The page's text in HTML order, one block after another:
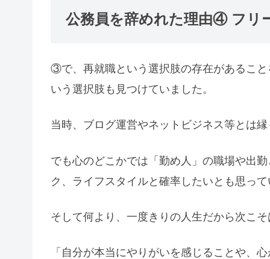
公務員を辞めれた理由④ フリ
③で、再就職という選択肢の存在があるこ
いう選択肢も見つけていました。
当時、ブログ運営やネットビジネス等とは
でも心のどこかでは「勤め人」の職場や出
ク、ライフスタイルと確率したいとも思っ
そして何より、一度きりの人生だから次こそ
「自分が本当にやりがいを感じることや、